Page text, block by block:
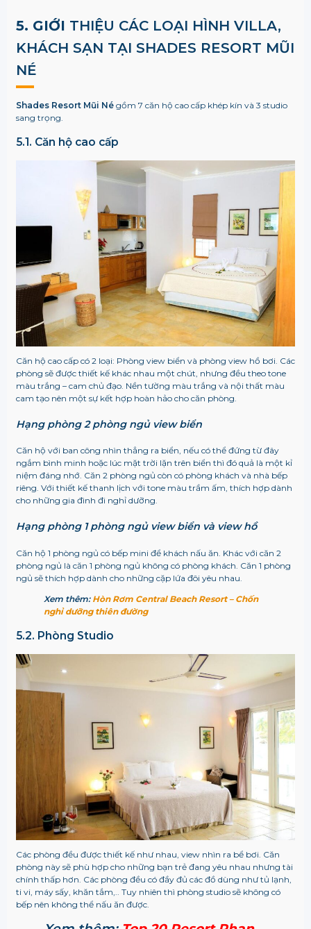
5. GIỚI THIỆU CÁC LOẠI HÌNH VILLA,
KHÁCH SẠN TẠI SHADES RESORT MŨI
NÉ
Shades Resort Mũi Négồm 7 căn hộ cao cấp khép kín và 3 studio
sang trọng.
5.1. Căn hộ cao cấp
Căn hộ cao cấp có 2 loại: Phòng view biển và phòng view hồ bơi. Các
phòng sẽ được thiết kế khác nhau một chút, nhưng đều theo tone
màu trắng – cam chủ đạo. Nền tường màu trắng và nội thất màu
cam tạo nên một sự kết hợp hoàn hảo cho căn phòng.
Hạng phòng 2 phòng ngủ view biển
Căn hộ với ban công nhìn thẳng ra biển, nếu có thể đứng từ đây
ngắm bình minh hoặc lúc mặt trời lặn trên biển thì đó quả là một kỉ
niệm đáng nhớ. Căn 2 phòng ngủ còn có phòng khách và nhà bếp
riêng. Với thiết kế thanh lịch với tone màu trầm ấm, thích hợp dành
cho những gia đình đi nghỉ dưỡng.
Hạng phòng 1 phòng ngủ view biển và view hồ
Căn hộ 1 phòng ngủ có bếp mini để khách nấu ăn. Khác với căn 2
phòng ngủ là căn 1 phòng ngủ không có phòng khách. Căn 1 phòng
ngủ sẽ thích hợp dành cho những cặp lứa đôi yêu nhau.
Xem thêm: Hòn Rơm Central Beach Resort – Chốn
nghỉ dưỡng thiên đường
5.2. Phòng Studio
Các phòng đều được thiết kế như nhau, view nhìn ra bể bơi. Căn
phòng này sẽ phù hợp cho những bạn trẻ đang yêu nhau nhưng tài
chính thấp hơn. Các phòng đều có đầy đủ các đồ dùng như tủ lạnh,
ti vi, máy sấy, khăn tắm,.. Tuy nhiên thì phòng studio sẽ không có
bếp nên không thể nấu ăn được.